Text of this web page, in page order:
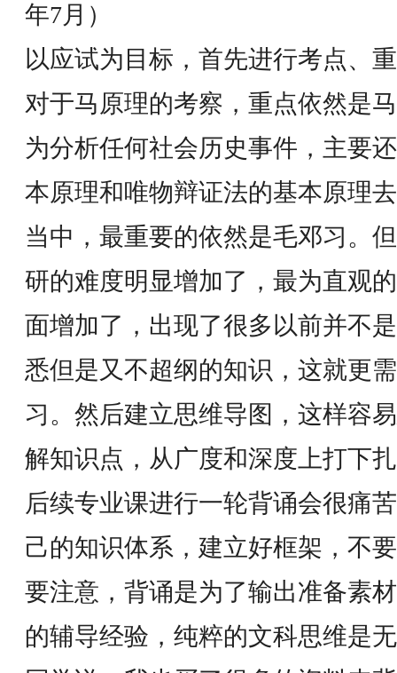
年7月）
以应试为目标，首先进行考点、
对于马原理的考察，重点依然是
为分析任何社会历史事件，主要
本原理和唯物辩证法的基本原理
当中，最重要的依然是毛邓习。
研的难度明显增加了，最为直观
面增加了，出现了很多以前并不
悉但是又不超纲的知识，这就更
习。然后建立思维导图，这样容
解知识点，从广度和深度上打下
后续专业课进行一轮背诵会很痛
己的知识体系，建立好框架，不
要注意，背诵是为了输出准备素
的辅导经验，纯粹的文科思维是